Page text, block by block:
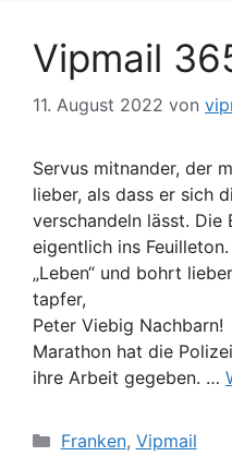
Vipmail
11. August 2022 von
Servus mitnander, der
lieber, als dass er sich
verschandeln lässt. Die
eigentlich ins
„Leben“ und bohrt
Peter Viebig
Marathon hat die
ihre Arbeit gegeben. …
Kategorien
Franken, Vipmail